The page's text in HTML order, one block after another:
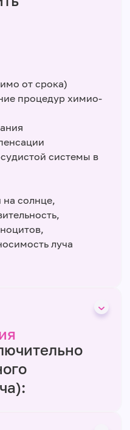
от срока)
процедур химио-
системы в
на солнце,
луча